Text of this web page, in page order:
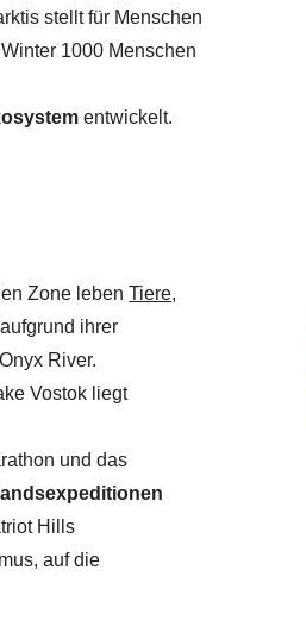
stellt für Menschen
1000 Menschen
entwickelt.
Zone lebenTiere,
ihrer
River.
Vostok liegt
und das
Hills
auf die